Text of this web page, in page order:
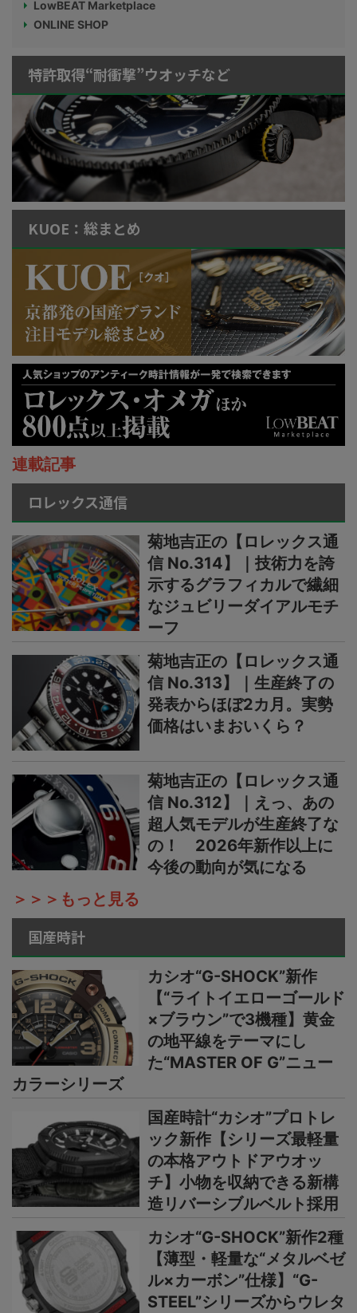
LowBEAT Marketplace
ONLINE SHOP
特許取得“耐衝撃”ウオッチなど
KUOE：総まとめ
連載記事
ロレックス通信
菊地吉正の【ロレックス通
信 No.314】｜技術力を誇
示するグラフィカルで繊細
なジュビリーダイアルモチ
ーフ
菊地吉正の【ロレックス通
信 No.313】｜生産終了の
発表からほぼ2カ月。実勢
価格はいまおいくら？
菊地吉正の【ロレックス通
信 No.312】｜えっ、あの
超人気モデルが生産終了な
の！ 2026年新作以上に
今後の動向が気になる
＞＞＞もっと見る
国産時計
カシオ“G-SHOCK”新作
【“ライトイエローゴールド
×ブラウン”で3機種】黄金
の地平線をテーマにし
た“MASTER OF G”ニュー
カラーシリーズ
国産時計“カシオ”プロトレ
ック新作【シリーズ最軽量
の本格アウトドアウオッ
チ】小物を収納できる新構
造リバーシブルベルト採用
カシオ“G-SHOCK”新作2種
【薄型・軽量な“メタルベゼ
ル×カーボン”仕様】“G-
STEEL”シリーズからウレタ